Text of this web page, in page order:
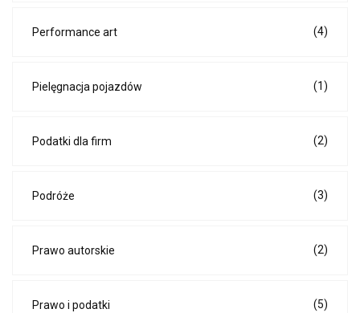
Performance art (4)
Pielęgnacja pojazdów (1)
Podatki dla firm (2)
Podróże (3)
Prawo autorskie (2)
Prawo i podatki (5)